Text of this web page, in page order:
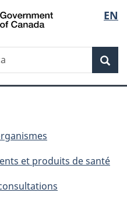
Passer
au
principal
Passer
à
Au
du
Passer
au
de
section
Passer
à
version
simplifiée
de
la
EN
et produits de santé